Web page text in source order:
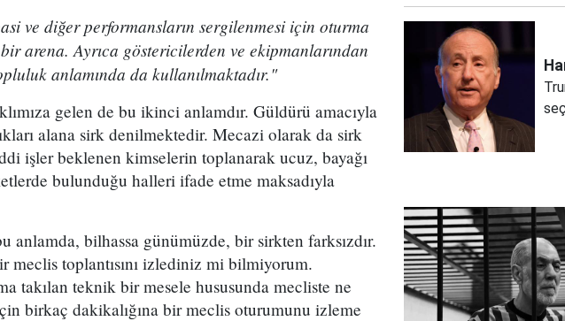
ve diğer performansların sergilenmesi için oturma
arena. Ayrıca göstericilerden ve ekipmanlarından
anlamında da kullanılmaktadır."
gelen de bu ikinci anlamdır. Güldürü amacıyla
alana sirk denilmektedir. Mecazi olarak da sirk
işler beklenen kimselerin toplanarak ucuz, bayağı
bulunduğu halleri ifade etme maksadıyla
anlamda, bilhassa günümüzde, bir sirkten farksızdır.
meclis toplantısını izlediniz mi bilmiyorum.
takılan teknik bir mesele hususunda mecliste ne
birkaç dakikalığına bir meclis oturumunu izleme